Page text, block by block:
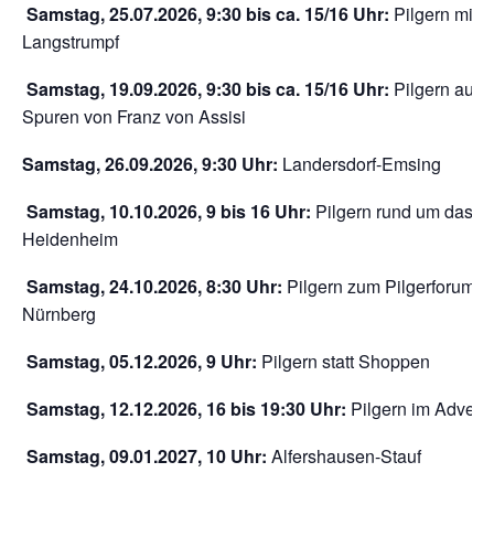
Samstag, 25.07.2026, 9:30 bis ca. 15/16 Uhr: Pilgern mit
Langstrumpf
Samstag, 19.09.2026, 9:30 bis ca. 15/16 Uhr: Pilgern auf
Spuren von Franz von Assisi
Samstag, 26.09.2026, 9:30 Uhr: Landersdorf-Emsing
Samstag, 10.10.2026, 9 bis 16 Uhr: Pilgern rund um das
Heidenheim
Samstag, 24.10.2026, 8:30 Uhr: Pilgern zum Pilgerforum in
Nürnberg
Samstag, 05.12.2026, 9 Uhr: Pilgern statt Shoppen
Samstag, 12.12.2026, 16 bis 19:30 Uhr: Pilgern im Advent
Samstag, 09.01.2027, 10 Uhr: Alfershausen-Stauf